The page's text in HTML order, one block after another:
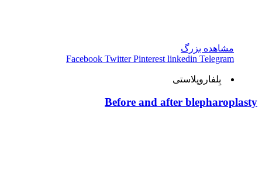
مشاهده بزرگ
Facebook Twitter Pinterest linkedin Telegram
بِلفاروپلاستی
Before and after blepharoplasty